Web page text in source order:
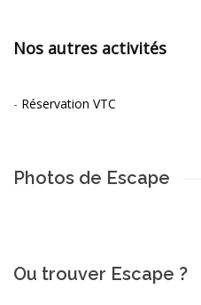
Nos autres activités
- Réservation VTC
Photos de Escape
Ou trouver Escape ?